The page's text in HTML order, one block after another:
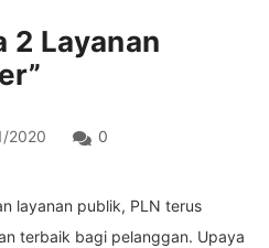
2 Layanan
2020 0
layanan publik, PLN terus
terbaik bagi pelanggan. Upaya